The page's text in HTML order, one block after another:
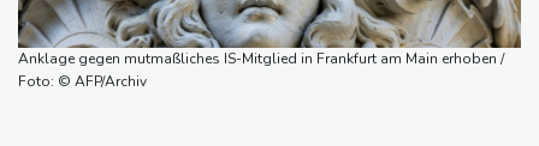
Westeuropa erlebt heißesten Juni und Juli seit Beginn der
Aufzeichnungen
Anklage gegen mutmaßliches IS-Mitglied in Frankfurt am Main erhoben /
Foto: © AFP/Archiv